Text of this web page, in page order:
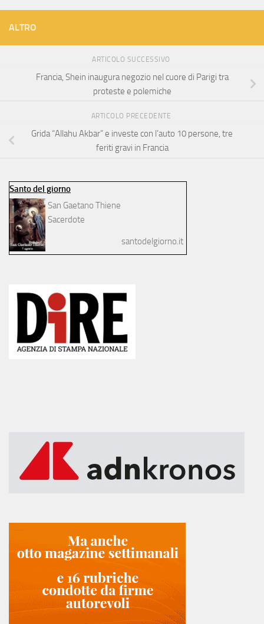
ALTRO
ARTICOLO SUCCESSIVO
Francia, Shein inaugura negozio nel cuore di Parigi tra
proteste e polemiche
ARTICOLO PRECEDENTE
Grida “Allahu Akbar” e investe con l’auto 10 persone, tre
feriti gravi in Francia
Santo del giorno
San Gaetano Thiene
Sacerdote
santodelgiorno.it